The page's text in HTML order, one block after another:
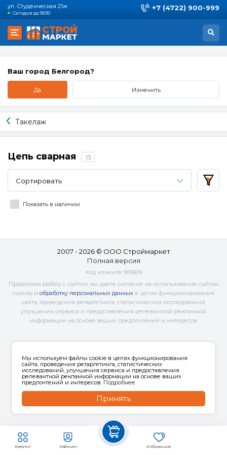
ул. Студенческая 21ж
Сегодня до 18:00
+7 (4722) 900-999
Каталог Кабинет Избранное
Ваш город Белгород?
Да Изменить
Такелаж
Цепь сварная 13
Сортировать
Показать в наличии
2007 - 2026 © ООО Строймаркет
Полная версия
Код клиента: 900609
Продолжая работу с сайтом, вы даете согласие на использование сайтом
cookies и обработку персональных данных в целях функционирования
сайта, проведения ретаргетинга, статистических исследований,
улучшения сервиса и предоставления релевантной рекламной
информации на основе ваших предпочтений и интересов.
Мы используем файлы cookie в целях функционирования
сайта, проведения ретаргетинга, статистических
исследований, улучшения сервиса и предоставления
релевантной рекламной информации на основе ваших
предпочтений и интересов. Подробнее
Принять